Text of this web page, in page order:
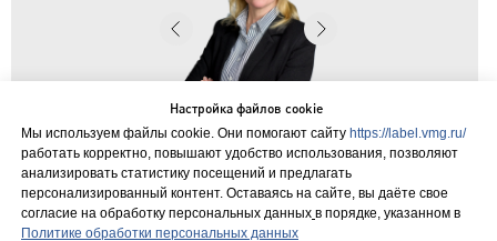
Коммерческий директор Евгения
Емановская
Настройка файлов cookie
Мы используем файлы cookie. Они помогают сайту https://label.vmg.ru/
работать корректно, повышают удобство использования, позволяют
анализировать статистику посещений и предлагать
персонализированный контент. Оставаясь на сайте, вы даёте свое
согласие на обработку персональных данных в порядке, указанном в
Политике обработки персональных данных